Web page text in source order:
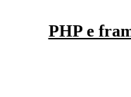
PHP e